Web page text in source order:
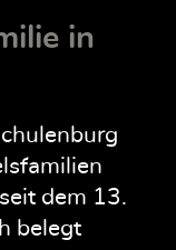
in
dem 13.
belegt